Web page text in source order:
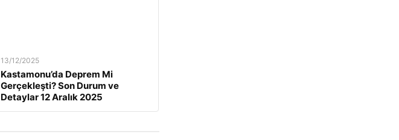
13/12/2025
Kastamonu’da Deprem Mi
Gerçekleşti? Son Durum ve
Detaylar 12 Aralık 2025